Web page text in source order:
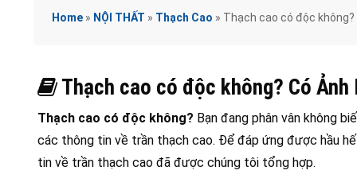
Home » NỘI THẤT » Thạch Cao » Thạch cao có độc
Thạch cao có độc không? Có
Thạch cao có độc không? Bạn đang phân vân không
các thông tin về trần thạch cao. Để đáp ứng được hầu
tin về trần thạch cao đã được chúng tôi tổng hợp.